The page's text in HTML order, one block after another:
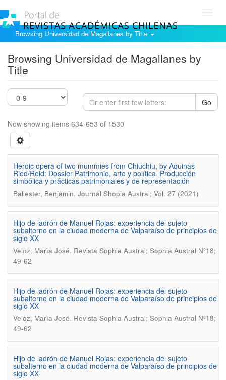
Browsing Universidad de Magallanes by Title
Browsing Universidad de Magallanes by
Title
Go
Now showing items 634-653 of 1530
Heroic opera of two mummies from Chiuchiu, by Aquinas
Ried/Reid: Dossier Patrimonio, arte y política. Producción
simbólica y prácticas patrimoniales y de representación
Ballester, Benjamin. Journal Shopia Austral; Vol. 27 (2021)
Hijo de ladrón de Manuel Rojas: experiencia del sujeto
subalterno en la ciudad moderna de Valparaíso de principios de
siglo XX
Veloz, Marìa José. Revista Sophia Austral; Sophia Austral Nº18;
49-62
Hijo de ladrón de Manuel Rojas: experiencia del sujeto
subalterno en la ciudad moderna de Valparaíso de principios de
siglo XX
Veloz, Marìa José. Revista Sophia Austral; Sophia Austral Nº18;
49-62
Hijo de ladrón de Manuel Rojas: experiencia del sujeto
subalterno en la ciudad moderna de Valparaíso de principios de
siglo XX